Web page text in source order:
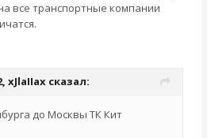
все транспортные компании
xJlaIIax сказал:
до Москвы ТК Кит